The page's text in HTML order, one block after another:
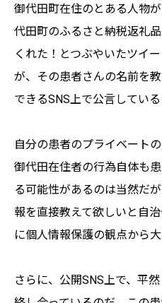
御代田町在住のとある人物
代田町のふるさと納税返礼
くれた！とつぶやいたツイ
が、その患者さんの名前を
できるSNS上で公言している
自分の患者のプライベート
御代田在住者の行為自体も
る可能性があるのは当然だ
報を直接教えて欲しいと自
に個人情報保護の観点から
さらに、公開SNS上で、平